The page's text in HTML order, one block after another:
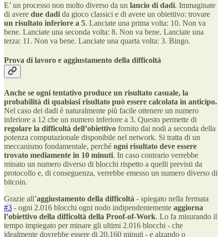
E’ un processo non molto diverso da un lancio di dadi. Immaginate
di avere due dadi da gioco classici e di avere un obiettivo: trovare
un risultato inferiore a 5. Lanciate una prima volta: 10. Non va
bene. Lanciate una seconda volta: 8. Non va bene. Lanciate una
terza: 11. Non va bene. Lanciate una quarta volta: 3. Bingo.
Prova di lavoro e aggiustamento della difficoltà
Anche se ogni tentativo produce un risultato casuale, la
probabilità di qualsiasi risultato può essere calcolata in anticipo.
Nel caso dei dadi è naturalmente più facile ottenere un numero
inferiore a 12 che un numero inferiore a 3. Questo permette di
regolare la difficoltà dell’obiettivo fornito dai nodi a seconda della
potenza computazionale disponibile nel network. Si tratta di un
meccanismo fondamentale, perché ogni risultato deve essere
trovato mediamente in 10 minuti. In caso contrario verrebbe
minato un numero diverso di blocchi rispetto a quelli previsti da
protocollo e, di conseguenza, verrebbe emesso un numero diverso di
bitcoin.
Grazie all’aggiustamento della difficoltà - spiegato nella fermata
#3 - ogni 2.016 blocchi ogni nodo indipendentemente aggiorna
l’obiettivo della difficoltà della Proof-of-Work. Lo fa misurando il
tempo impiegato per minare gli ultimi 2.016 blocchi - che
idealmente dovrebbe essere di 20.160 minuti - e alzando o